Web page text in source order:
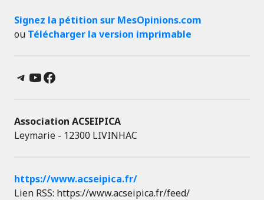
Signez la pétition sur MesOpinions.com
ou Télécharger la version imprimable
Telegram
YouTube
Facebook
Association ACSEIPICA
Leymarie - 12300 LIVINHAC
https://www.acseipica.fr/
Lien RSS: https://www.acseipica.fr/feed/